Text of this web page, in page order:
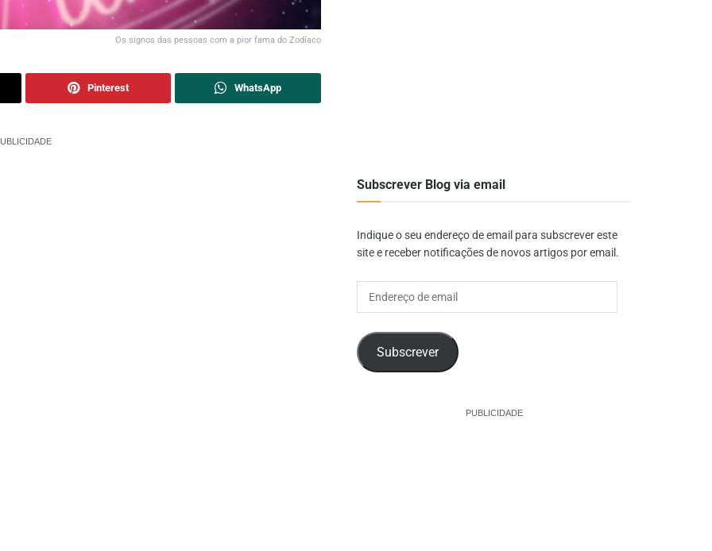
Os signos das pessoas com a pior fama do Zodíaco
Pinterest WhatsApp
Subscrever Blog via email
Indique o seu endereço de email para subscrever este
site e receber notificações de novos artigos por email.
Subscrever
PUBLICIDADE